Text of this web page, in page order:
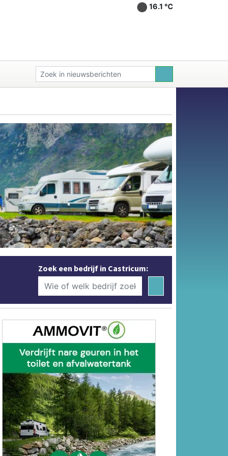
16.1 ℃
Zoek een bedrijf in Castricum: